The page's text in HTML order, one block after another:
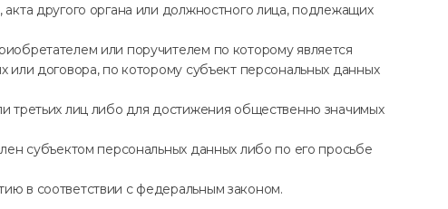
другого органа или должностного лица, подлежащих
или поручителем по которому является
договора, по которому субъект персональных данных
третьих лиц либо для достижения общественно значимых
субъектом персональных данных либо по его просьбе
в соответствии с федеральным законом.